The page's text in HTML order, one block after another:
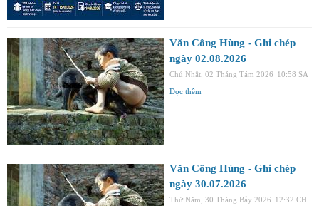
Văn Công Hùng - Ghi chép
ngày 02.08.2026
Chủ Nhật, 02 Tháng Tám 2026 10:58 SA
Đọc thêm
Văn Công Hùng - Ghi chép
ngày 30.07.2026
Thứ Năm, 30 Tháng Bảy 2026 12:32 CH